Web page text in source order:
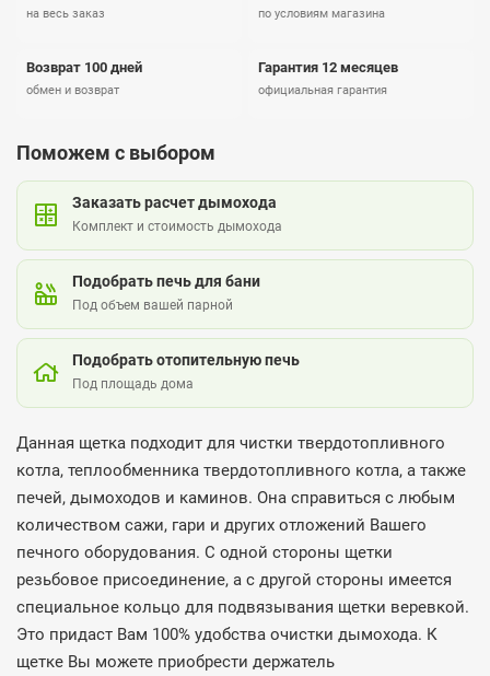
на весь заказ по условиям магазина
Возврат 100 дней
обмен и возврат
Гарантия 12 месяцев
официальная гарантия
Поможем с выбором
Заказать расчет дымохода
Комплект и стоимость дымохода
Подобрать печь для бани
Под объем вашей парной
Подобрать отопительную печь
Под площадь дома
Данная щетка подходит для чистки твердотопливного
котла, теплообменника твердотопливного котла, а также
печей, дымоходов и каминов. Она справиться с любым
количеством сажи, гари и других отложений Вашего
печного оборудования. С одной стороны щетки
резьбовое присоединение, а с другой стороны имеется
специальное кольцо для подвязывания щетки веревкой.
Это придаст Вам 100% удобства очистки дымохода. К
щетке Вы можете приобрести держатель